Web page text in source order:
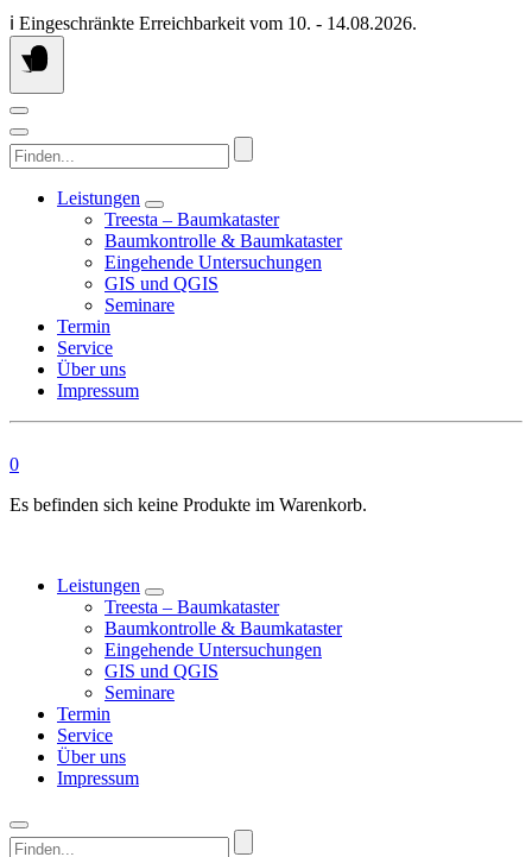
Springen
Sie
zum
ℹ️ Eingeschränkte Erreichbarkeit vom 10. - 14.08.2026.
Finden...
Leistungen
Treesta – Baumkataster
Baumkontrolle & Baumkataster
Eingehende Untersuchungen
GIS und QGIS
Seminare
Termin
Service
Über uns
Impressum
0
Es befinden sich keine Produkte im Warenkorb.
Leistungen
Treesta – Baumkataster
Baumkontrolle & Baumkataster
Eingehende Untersuchungen
GIS und QGIS
Seminare
Termin
Service
Über uns
Impressum
Finden...